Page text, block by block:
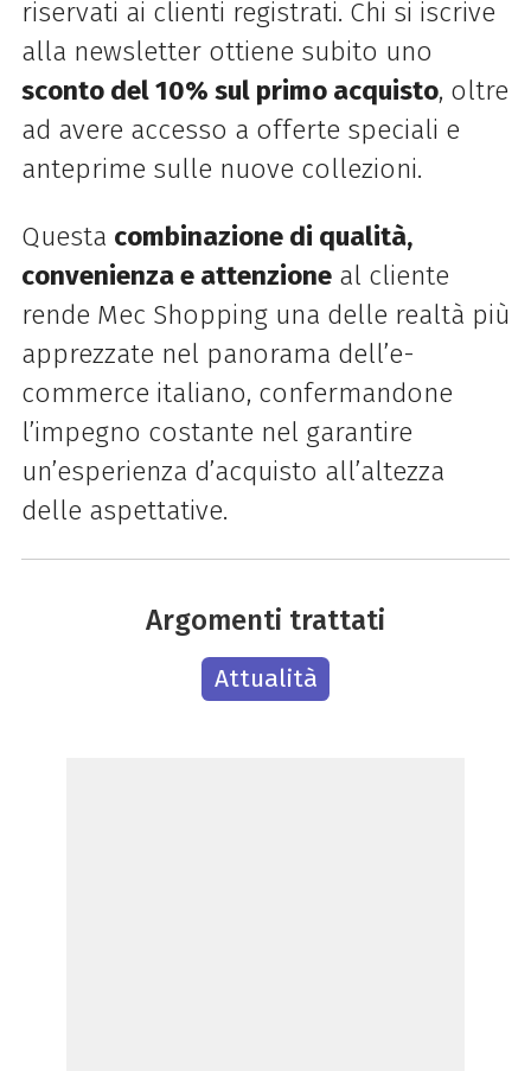
riservati ai clienti registrati. Chi si iscrive
alla newsletter ottiene subito uno
sconto del 10% sul primo acquisto, oltre
ad avere accesso a offerte speciali e
anteprime sulle nuove collezioni.
Questa combinazione di qualità,
convenienza e attenzioneal cliente
rende Mec Shopping una delle realtà più
apprezzate nel panorama dell’e-
commerce italiano, confermandone
l’impegno costante nel garantire
un’esperienza d’acquisto all’altezza
delle aspettative.
Argomenti trattati
Attualità